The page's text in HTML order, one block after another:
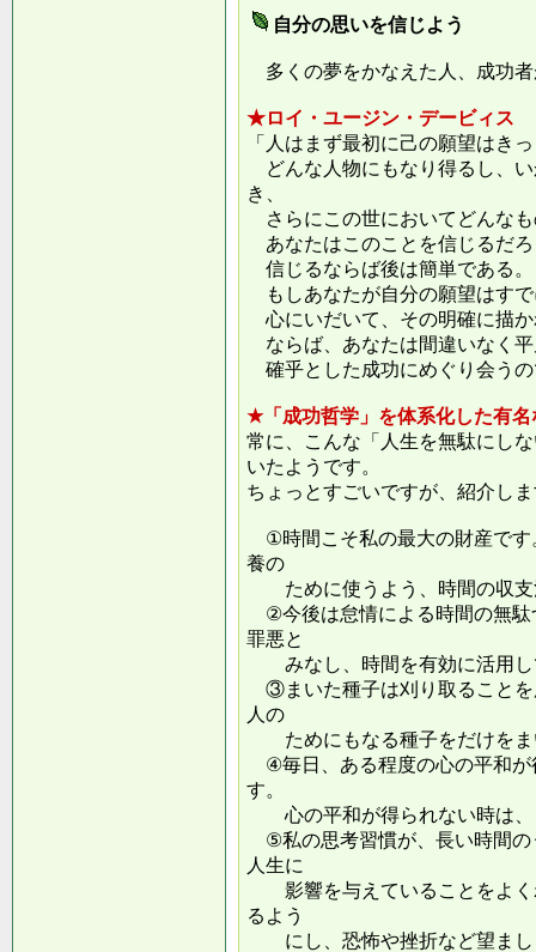
自分の思いを信じよう
多くの夢をかなえた人、成功
★ロイ・ユージン・デービィス
「人はまず最初に己の願望はき
どんな人物にもなり得るし、
き、
さらにこの世においてどんな
あなたはこのことを信じるだ
信じるならば後は簡単である。
もしあなたが自分の願望はす
心にいだいて、その明確に描
ならば、あなたは間違いなく
確乎とした成功にめぐり会う
★「成功哲学」を体系化した有
常に、こんな「人生を無駄にし
いたようです。
ちょっとすごいですが、紹介し
①時間こそ私の最大の財産です
養の
ために使うよう、時間の収支
②今後は怠情による時間の無駄
罪悪と
みなし、時間を有効に活用し
③まいた種子は刈り取ることを
人の
ためにもなる種子をだけをま
④毎日、ある程度の心の平和が
す。
心の平和が得られない時は、
⑤私の思考習慣が、長い時間の
人生に
影響を与えていることをよく
るよう
にし、恐怖や挫折など望まし